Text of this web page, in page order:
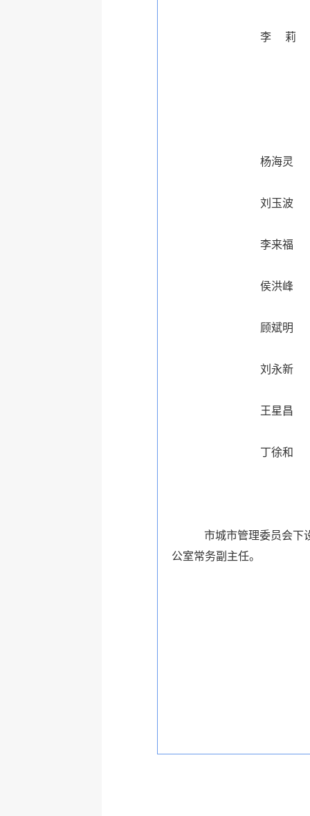
李 莉
杨海灵
刘玉波
李来福
侯洪峰
顾斌明
刘永新
王星昌
丁徐和
市城市管理委员会下
公室常务副主任。